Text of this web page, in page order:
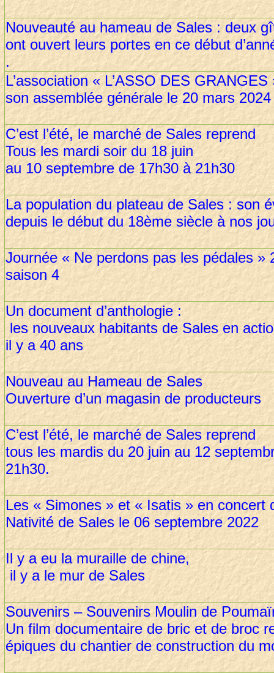
Nouveauté au hameau de Sales : deux
ont ouvert leurs portes en ce début
L’association « L’ASSO DES
son assemblée générale le 20 mars 2024
C’est l’été, le marché de Sales reprend
Tous les mardi soir du 18 juin
au 10 septembre de 17h30 à 21h30
La population du plateau de Sales : son
depuis le début du 18ème siècle à nos
Journée « Ne perdons pas les pédales »
saison
Un document d’anthologie :
les nouveaux habitants de Sales en
il y a 40 ans
Nouveau au Hameau de Sales
Ouverture d’un magasin de producteurs
C’est l’été, le marché de Sales reprend
tous les mardis du 20 juin au 12
21h30.
Les « Simones » et « Isatis » en concert
Nativité de Sales le 06 septembre 2022
Il y a eu la muraille de
il y a le mur de
Souvenirs – Souvenirs Moulin de
Un film documentaire de bric et de broc
épiques du chantier de construction du